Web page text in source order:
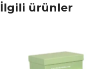
İlgili ürünler